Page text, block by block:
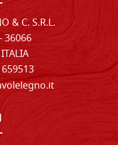
& C. S.R.L.
36066